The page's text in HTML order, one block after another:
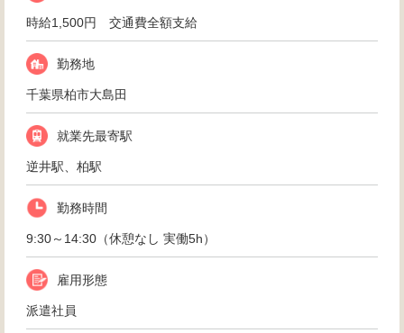
時給1,500円 交通費全額支給
勤務地
千葉県柏市大島田
就業先最寄駅
逆井駅、柏駅
勤務時間
9:30～14:30（休憩なし 実働5h）
雇用形態
派遣社員